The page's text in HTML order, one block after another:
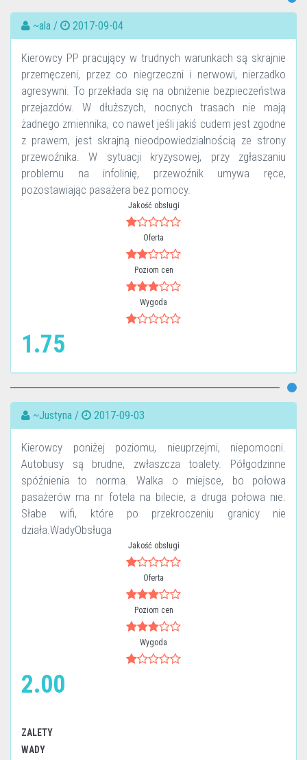
~ala / 2017-09-04
Kierowcy PP pracujący w trudnych warunkach są skrajnie
przemęczeni, przez co niegrzeczni i nerwowi, nierzadko
agresywni. To przekłada się na obniżenie bezpieczeństwa
przejazdów. W dłuższych, nocnych trasach nie mają
żadnego zmiennika, co nawet jeśli jakiś cudem jest zgodne
z prawem, jest skrajną nieodpowiedzialnością ze strony
przewoźnika. W sytuacji kryzysowej, przy zgłaszaniu
problemu na infolinię, przewoźnik umywa ręce,
pozostawiając pasażera bez pomocy.
Jakość obsługi
Oferta
Poziom cen
Wygoda
1.75
~Justyna / 2017-09-03
Kierowcy poniżej poziomu, nieuprzejmi, niepomocni.
Autobusy są brudne, zwłaszcza toalety. Półgodzinne
spóźnienia to norma. Walka o miejsce, bo połowa
pasażerów ma nr fotela na bilecie, a druga połowa nie.
Słabe wifi, które po przekroczeniu granicy nie
działa.WadyObsługa
Jakość obsługi
Oferta
Poziom cen
Wygoda
2.00
ZALETY
WADY